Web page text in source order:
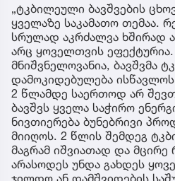
„ტკბილეული ბავშვების
ყველაზე საკამათო თემაა.
სრულად აკრძალვა ხშირად
არც ყოველთვის
მნიშვნელოვანია, ბავშვმა
დამოკიდებულება
2 წლამდე საერთოდ არ
ბავშვს ყველა საჭირო
ნივთიერება ბუნებრივი
მიიღოს. 2 წლის შემდეგ
მაგრამ იშვიათად და
არასოდეს უნდა გახდეს
ჯილდო ან დამშვიდების